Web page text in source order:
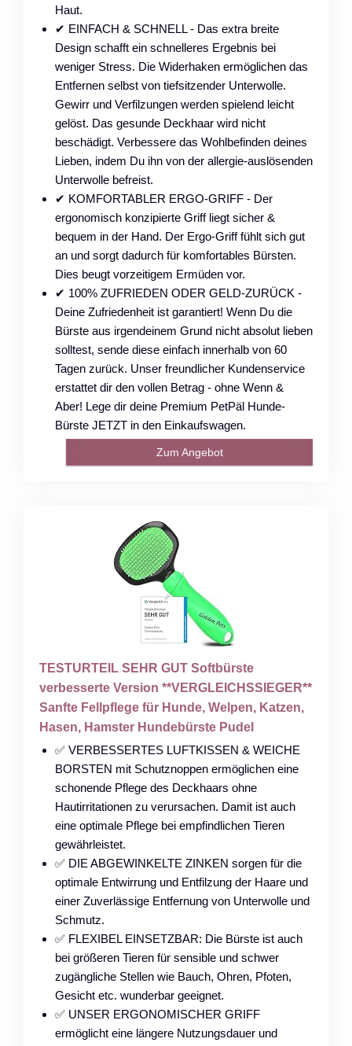
Haut.
✔ EINFACH & SCHNELL - Das extra breite
Design schafft ein schnelleres Ergebnis bei
weniger Stress. Die Widerhaken ermöglichen das
Entfernen selbst von tiefsitzender Unterwolle.
Gewirr und Verfilzungen werden spielend leicht
gelöst. Das gesunde Deckhaar wird nicht
beschädigt. Verbessere das Wohlbefinden deines
Lieben, indem Du ihn von der allergie-auslösenden
Unterwolle befreist.
✔ KOMFORTABLER ERGO-GRIFF - Der
ergonomisch konzipierte Griff liegt sicher &
bequem in der Hand. Der Ergo-Griff fühlt sich gut
an und sorgt dadurch für komfortables Bürsten.
Dies beugt vorzeitigem Ermüden vor.
✔ 100% ZUFRIEDEN ODER GELD-ZURÜCK -
Deine Zufriedenheit ist garantiert! Wenn Du die
Bürste aus irgendeinem Grund nicht absolut lieben
solltest, sende diese einfach innerhalb von 60
Tagen zurück. Unser freundlicher Kundenservice
erstattet dir den vollen Betrag - ohne Wenn &
Aber! Lege dir deine Premium PetPäl Hunde-
Bürste JETZT in den Einkaufswagen.
Zum Angebot
TESTURTEIL SEHR GUT Softbürste
verbesserte Version **VERGLEICHSSIEGER**
Sanfte Fellpflege für Hunde, Welpen, Katzen,
Hasen, Hamster Hundebürste Pudel
✅ VERBESSERTES LUFTKISSEN & WEICHE
BORSTEN mit Schutznoppen ermöglichen eine
schonende Pflege des Deckhaars ohne
Hautirritationen zu verursachen. Damit ist auch
eine optimale Pflege bei empfindlichen Tieren
gewährleistet.
✅ DIE ABGEWINKELTE ZINKEN sorgen für die
optimale Entwirrung und Entfilzung der Haare und
einer Zuverlässige Entfernung von Unterwolle und
Schmutz.
✅ FLEXIBEL EINSETZBAR: Die Bürste ist auch
bei größeren Tieren für sensible und schwer
zugängliche Stellen wie Bauch, Ohren, Pfoten,
Gesicht etc. wunderbar geeignet.
✅ UNSER ERGONOMISCHER GRIFF
ermöglicht eine längere Nutzungsdauer und